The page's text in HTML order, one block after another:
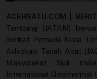
Statistik
Surat Masuk
Baca Surat
ACEHSATU.COM |
Tambang (JATAM)
Serikat Pemuda Nusa
Advokasi Tanah Adat
Masyarakat Sipil
International Geothermal